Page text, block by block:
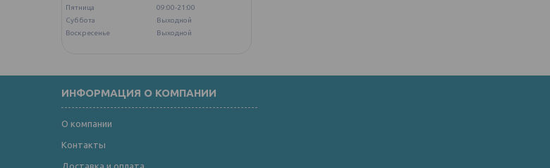
Пятница
09:00-21:00
Суббота
Выходной
Воскресенье
Выходной
ИНФОРМАЦИЯ О КОМПАНИИ
О компании
Контакты
Доставка и оплата